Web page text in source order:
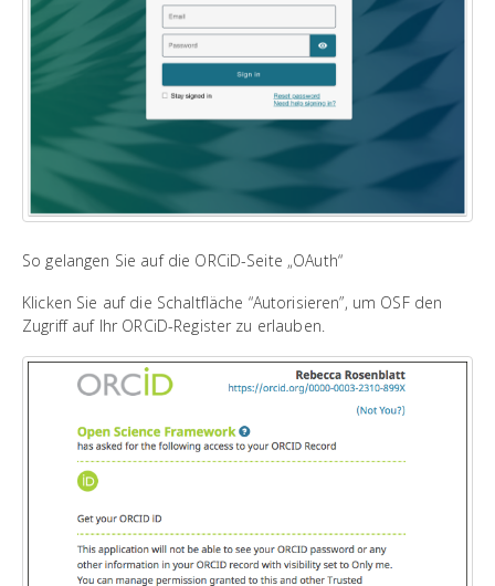
So gelangen Sie auf die ORCiD-Seite „OAuth“
Klicken Sie auf die Schaltfläche “Autorisieren”, um OSF den
Zugriff auf Ihr ORCiD-Register zu erlauben.